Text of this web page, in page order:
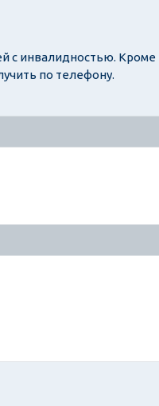
с инвалидностью. Кроме
по телефону.